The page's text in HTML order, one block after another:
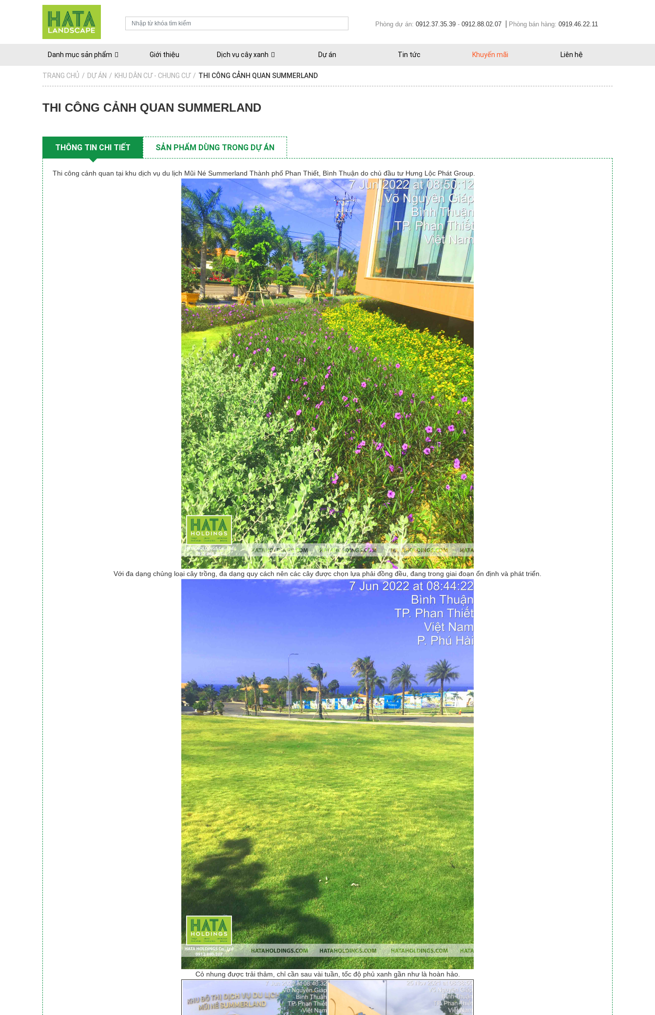
Phòng dự án: 0912.37.35.39 - 0912.88.02.07 Phòng bán hàng: 0919.46.22.11
Danh mục sản phẩm Giới thiệu Dịch vụ cây xanh Dự án Tin tức Khuyến mãi Liên hệ
TRANG CHỦ / DỰ ÁN / KHU DÂN CƯ - CHUNG CƯ / THI CÔNG CẢNH QUAN SUMMERLAND
THI CÔNG CẢNH QUAN SUMMERLAND
THÔNG TIN CHI TIẾT SẢN PHẨM DÙNG TRONG DỰ ÁN
Thi công cảnh quan tại khu dịch vụ du lịch Mũi Né Summerland Thành phố Phan Thiết, Bình Thuận do chủ đầu tư Hưng Lộc Phát Group.
Với đa dạng chủng loại cây trồng, đa dạng quy cách nên các cây được chọn lựa phải đồng đều, đang trong giai đoạn ổn định và phát triển.
Cỏ nhung được trải thảm, chỉ cần sau vài tuần, tốc độ phủ xanh gần như là hoàn hảo.